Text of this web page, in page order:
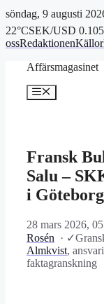
söndag, 9 augusti
22°CSEK/USD
ossRedaktionenKällor
Affärsmagasinet
Meny
Fransk
Salu –
i
28 mars 2026,
Rosén
· ✓
Almkvist,
faktagranskning